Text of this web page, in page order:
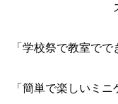
「学校祭で教室で
「簡単で楽しいミ